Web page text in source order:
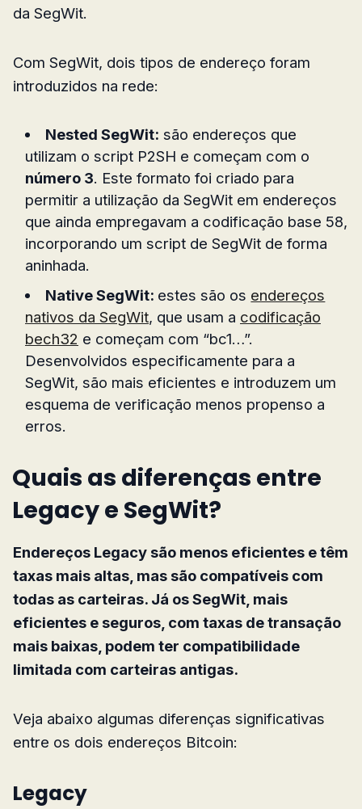
da SegWit.
Com SegWit, dois tipos de endereço foram
introduzidos na rede:
Nested SegWit: são endereços que
utilizam o script P2SH e começam com o
número 3. Este formato foi criado para
permitir a utilização da SegWit em endereços
que ainda empregavam a codificação base 58,
incorporando um script de SegWit de forma
aninhada.
Native SegWit: estes são os endereços
nativos da SegWit, que usam a codificação
bech32 e começam com “bc1…”.
Desenvolvidos especificamente para a
SegWit, são mais eficientes e introduzem um
esquema de verificação menos propenso a
erros.
Quais as diferenças entre
Legacy e SegWit?
Endereços Legacy são menos eficientes e têm
taxas mais altas, mas são compatíveis com
todas as carteiras. Já os SegWit, mais
eficientes e seguros, com taxas de transação
mais baixas, podem ter compatibilidade
limitada com carteiras antigas.
Veja abaixo algumas diferenças significativas
entre os dois endereços Bitcoin:
Legacy